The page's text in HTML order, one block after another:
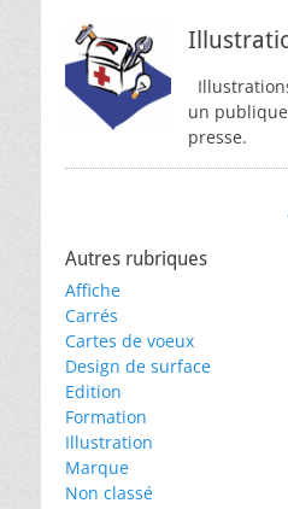
un
presse.
articles
Autres rubriques
Affiche
Carrés
Cartes de voeux
Design de surface
Edition
Formation
Illustration
Marque
Non classé